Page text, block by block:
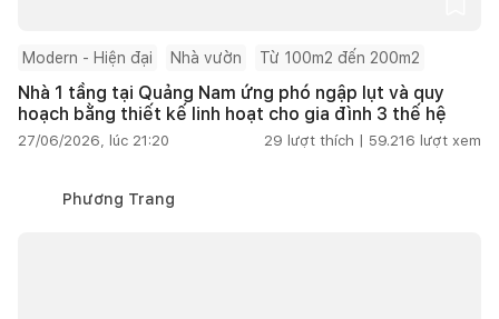
Modern - Hiện đại Nhà vườn Từ 100m2 đến 200m2
Nhà 1 tầng tại Quảng Nam ứng phó ngập lụt và quy
hoạch bằng thiết kế linh hoạt cho gia đình 3 thế hệ
27/06/2026, lúc 21:20 29 lượt thích | 59.216 lượt xem
Phương Trang